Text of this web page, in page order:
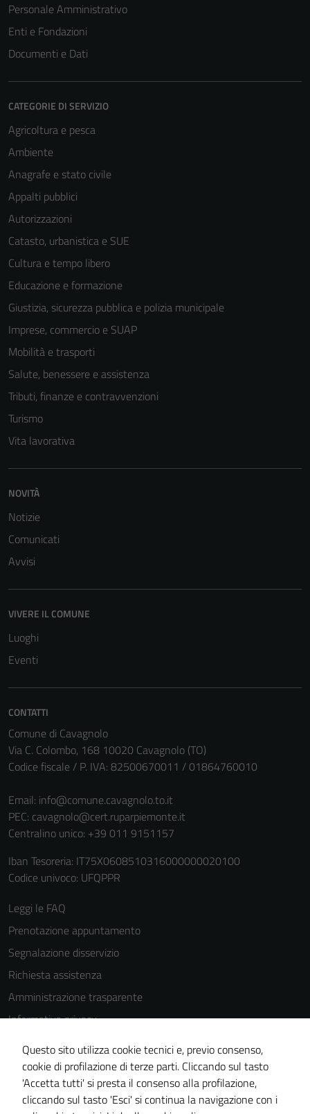
Personale Amministrativo
Enti e Fondazioni
Documenti e Dati
CATEGORIE DI SERVIZIO
Agricoltura e pesca
Ambiente
Anagrafe e stato civile
Appalti pubblici
Autorizzazioni
Catasto, urbanistica e SUE
Cultura e tempo libero
Educazione e formazione
Giustizia, sicurezza pubblica e polizia municipale
Imprese, commercio e SUAP
Mobilità e trasporti
Salute, benessere e assistenza
Tributi, finanze e contravvenzioni
Turismo
Vita lavorativa
NOVITÀ
Notizie
Comunicati
Avvisi
VIVERE IL COMUNE
Luoghi
Eventi
CONTATTI
Comune di Cavagnolo
Via C. Colombo, 168 10020 Cavagnolo (TO)
Codice fiscale / P. IVA: 82500670011 / 01864760010
Email: info@comune.cavagnolo.to.it
PEC: cavagnolo@cert.ruparpiemonte.it
Centralino unico: +39 011 9151157
Iban Tesoreria: IT75X0608510316000000020100
Codice univoco: UFQPPR
Leggi le FAQ
Prenotazione appuntamento
Segnalazione disservizio
Richiesta assistenza
Amministrazione trasparente
Informativa privacy
Cookie Policy
Note legali
Dichiarazione di accessibilità
Piano di miglioramento del sito
Questo sito utilizza cookie tecnici e, previo consenso,
cookie di profilazione di terze parti. Cliccando sul tasto
'Accetta tutti' si presta il consenso alla profilazione,
cliccando sul tasto 'Esci' si continua la navigazione con i
informazioni
personali.